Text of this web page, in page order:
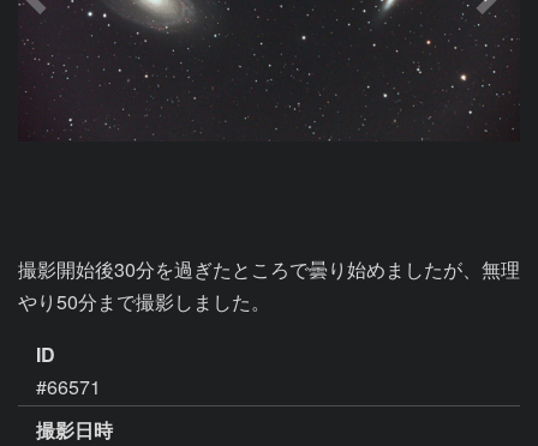
撮影開始後30分を過ぎたところで曇り始めましたが、無理
やり50分まで撮影しました。
ID
#66571
撮影日時